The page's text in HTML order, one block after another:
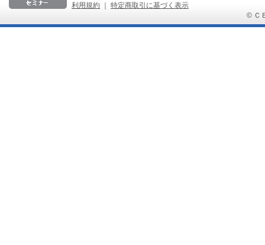
利用規約
｜
特定商取引に基づく表示
© Ｃ